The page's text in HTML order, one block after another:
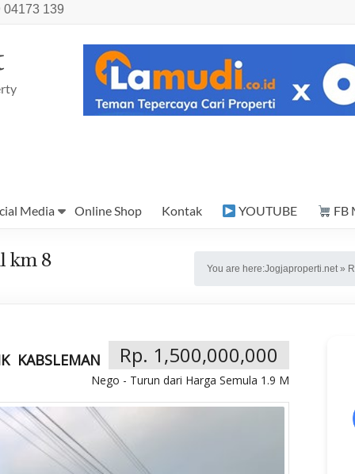
04173 139
Media Online Shop Kontak YOUTUBE FB
km 8 You are here:Jogjaproperti.net»
KABSLEMAN Rp. 1,500,000,000
Nego - Turun dari Harga Semula 1.9 M